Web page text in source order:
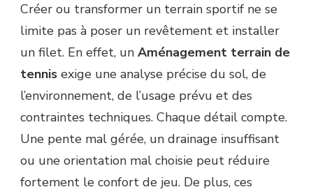
UN
SPÉCIALISTE
UN
AMÉNAGEMENT
DE
TENNIS
Créer ou transformer un terrain sportif ne se
limite pas à poser un revêtement et installer
un filet. En effet, un Aménagement terrain de
tennis exige une analyse précise du sol, de
l’environnement, de l’usage prévu et des
contraintes techniques. Chaque détail compte.
Une pente mal gérée, un drainage insuffisant
ou une orientation mal choisie peut réduire
fortement le confort de jeu. De plus, ces